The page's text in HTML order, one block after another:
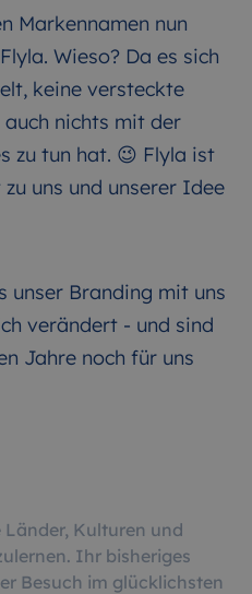
Markennamen nun
Wieso? Da es sich
keine versteckte
nichts mit der
zu tun hat. 😉 Flyla ist
uns und unserer Idee
unser Branding mit uns
verändert - und sind
Jahre noch für uns
Länder, Kulturen und
Ihr bisheriges
Besuch im glücklichsten